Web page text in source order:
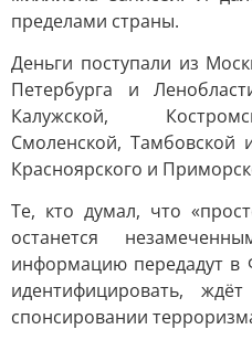
пределами страны.
Деньги поступали из
Петербурга и
Калужской,
Смоленской, Тамбовской
Красноярского и
Те, кто думал, что
останется
информацию передадут в
идентифицировать,
спонсировании